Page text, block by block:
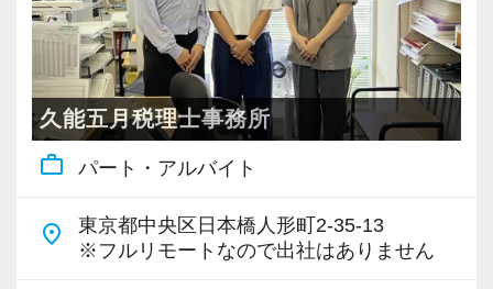
・相続／事業承継／M&Aにも対応
＜成長中の税理士法人＞
・全国14拠点で事業展開
・従業員240名以上に拡大
・会計・税務・財務・労務まで対応
久能五月税理士事務所
work_outline パート・アルバイト
place
東京都中央区日本橋人形町2-35-13
※フルリモートなので出社はありません